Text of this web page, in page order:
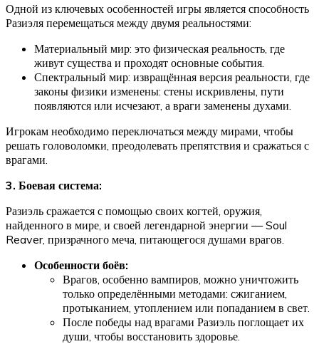
Одной из ключевых особенностей игры является способность
Разиэля перемещаться между двумя реальностями:
Материальный мир: это физическая реальность, где
живут существа и проходят основные события.
Спектральный мир: извращённая версия реальности, где
законы физики изменены: стены искривлены, пути
появляются или исчезают, а враги заменены духами.
Игрокам необходимо переключаться между мирами, чтобы
решать головоломки, преодолевать препятствия и сражаться с
врагами.
3. Боевая система:
Разиэль сражается с помощью своих когтей, оружия,
найденного в мире, и своей легендарной энергии — Soul
Reaver, призрачного меча, питающегося душами врагов.
Особенности боёв:
Врагов, особенно вампиров, можно уничтожить
только определёнными методами: сжиганием,
протыканием, утоплением или попаданием в свет.
После победы над врагами Разиэль поглощает их
души, чтобы восстановить здоровье.